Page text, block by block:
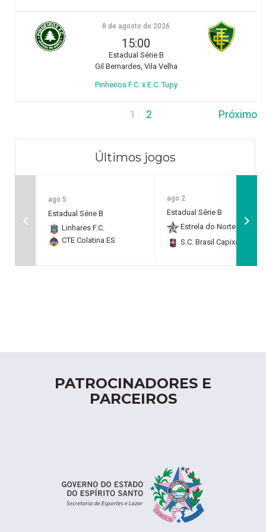
8 de agosto de 2026
15:00
Estadual Série B
Gil Bernardes, Vila Velha
Pinheiros F.C. x E.C. Tupy
1 2 Próximo
Últimos jogos
ago 5
Estadual Série B
Linhares F.C.
CTE Colatina ES
ago 2
Estadual Série B
Estrela do Norte F.C.
S.C. Brasil Capixaba
PATROCINADORES E
PARCEIROS